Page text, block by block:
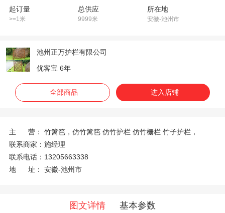
起订量
>=1米
总供应
9999米
所在地
安徽-池州市
池州正万护栏有限公司
优客宝 6年
全部商品 进入店铺
主 营：
竹篱笆，仿竹篱笆 仿竹护栏 仿竹栅栏 竹子护栏，
联系商家： 施经理
联系电话： 13205663338
地 址：
安徽-池州市
图文详情 基本参数